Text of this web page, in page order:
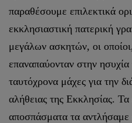
παραθέσουμε επιλεκτικά
εκκλησιαστική πατερική
μεγάλων ασκητών, οι
επαναπαύονταν στην ησυχία
ταυτόχρονα μάχες για την
αλήθειας της Εκκλησίας.
αποσπάσματα τα αντλήσαμε